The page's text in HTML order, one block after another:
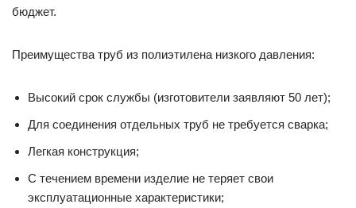
бюджет.
Преимущества труб из полиэтилена низкого давления:
Высокий срок службы (изготовители заявляют 50 лет);
Для соединения отдельных труб не требуется сварка;
Легкая конструкция;
С течением времени изделие не теряет свои
эксплуатационные характеристики;